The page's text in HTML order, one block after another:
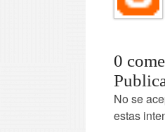
0
No se
estas